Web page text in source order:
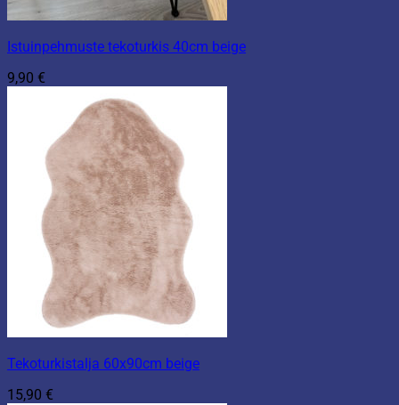
Istuinpehmuste tekoturkis 40cm beige
9,90 €
Tekoturkistalja 60x90cm beige
15,90 €